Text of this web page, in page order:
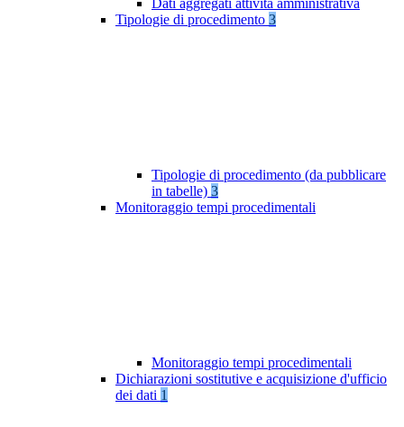
Dati aggregati attività amministrativa
Tipologie di procedimento 3
Tipologie di procedimento (da pubblicare
in tabelle) 3
Monitoraggio tempi procedimentali
Monitoraggio tempi procedimentali
Dichiarazioni sostitutive e acquisizione d'ufficio
dei dati 1